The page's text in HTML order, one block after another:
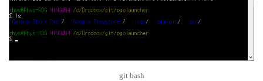
git bash